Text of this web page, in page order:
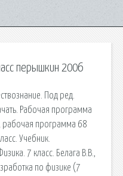
перышкин 2006
Под ред.
Рабочая программа
рабочая программа 68
Учебник.
7 класс. Белага В.В.,
по физике (7